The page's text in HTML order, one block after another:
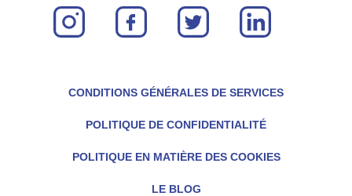
instagram facebook twitter linkin
CONDITIONS GÉNÉRALES DE SERVICES
POLITIQUE DE CONFIDENTIALITÉ
POLITIQUE EN MATIÈRE DES COOKIES
LE BLOG